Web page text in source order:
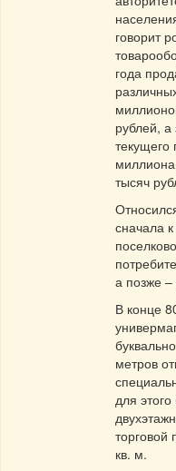
говорит
года
рублей, а
текущего
тысяч
сначала
а позже
В конце
метров
для
кв. м.